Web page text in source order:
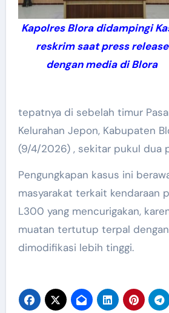
Kapolres Blora didampingi
reskrim saat press release
dengan media di Blora
tepatnya di sebelah timur
Kelurahan Jepon, Kabupaten
(9/4/2026) , sekitar pukul dua
Pengungkapan kasus ini
masyarakat terkait kendaraan
L300 yang mencurigakan,
muatan tertutup terpal
dimodifikasi lebih tinggi.